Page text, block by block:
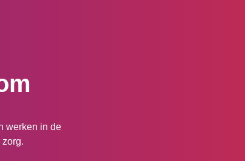
werken in de